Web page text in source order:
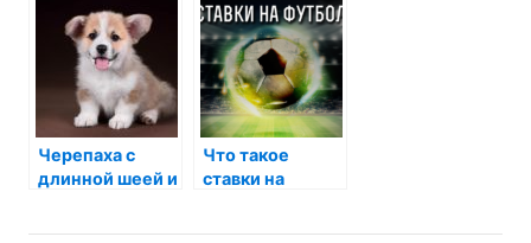
тропического
гиганта
Черепаха с
длинной шеей и
Что такое
ставки на